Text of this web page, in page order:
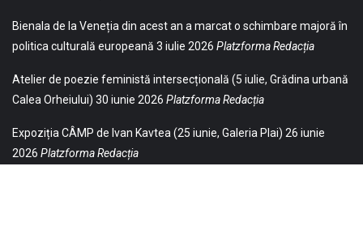
Bienala de la Veneția din acest an a marcat o schimbare majoră în
politica culturală europeană 3 iulie 2026 Platzforma Redacția
Atelier de poezie feministă intersecțională (5 iulie, Grădina urbană
Calea Orheiului) 30 iunie 2026 Platzforma Redacția
Expoziția CÂMP de Ivan Kavtea (25 iunie, Galeria Plai) 26 iunie
2026 Platzforma Redacția